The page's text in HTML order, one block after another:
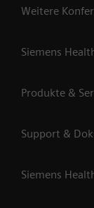
Weitere
Siemens
Produkte &
Support &
Siemens